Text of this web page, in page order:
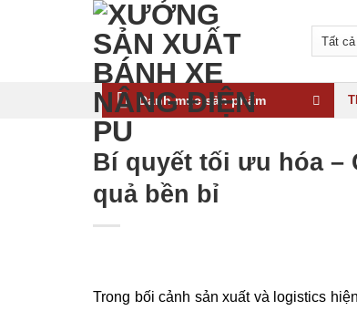
Danh mục sản phẩm
Bí quyết tối ưu hóa –
quả bền bỉ
Trong bối cảnh sản xuất và logistics